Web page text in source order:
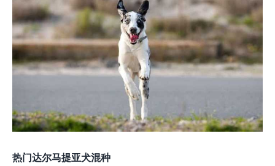
热门达尔马提亚犬混种